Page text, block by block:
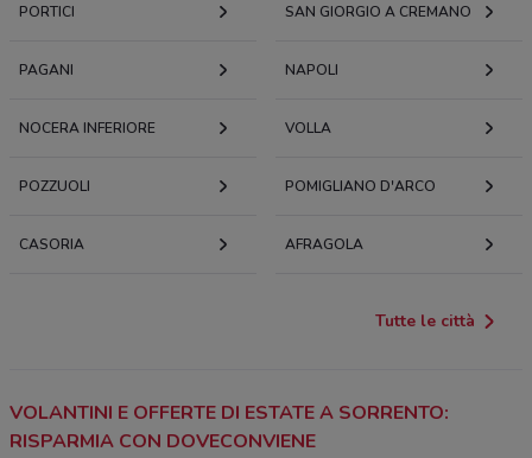
PORTICI SAN GIORGIO A CREMANO
PAGANI NAPOLI
NOCERA INFERIORE VOLLA
POZZUOLI POMIGLIANO D'ARCO
CASORIA AFRAGOLA
Tutte le città
VOLANTINI E OFFERTE DI ESTATE A SORRENTO:
RISPARMIA CON DOVECONVIENE